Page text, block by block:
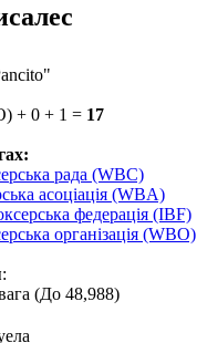
+ 0 + 1 = 17
рада (WBC)
асоціація (WBA)
федерація (IBF)
організація (WBO)
:
(До 48,988)